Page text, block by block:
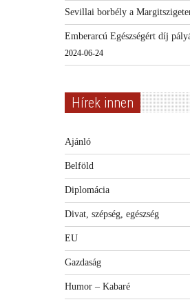
Sevillai borbély a
Emberarcú Egészségért díj
2024-06-24
Hírek innen
Ajánló
Belföld
Diplomácia
Divat, szépség, egészség
EU
Gazdaság
Humor – Kabaré